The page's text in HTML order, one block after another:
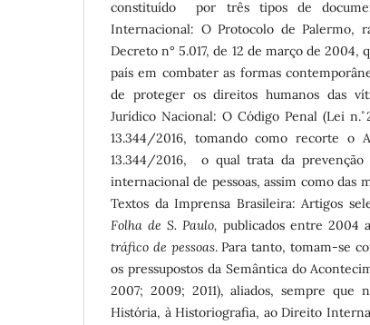
constituído por três tipos de
Internacional: O Protocolo de Palermo,
Decreto n° 5.017, de 12 de março de 2004,
país em combater as formas
de proteger os direitos humanos das
Jurídico Nacional: O Código Penal (Lei
13.344/2016, tomando como recorte o
13.344/2016, o qual trata da
internacional de pessoas, assim como das
Textos da Imprensa Brasileira: Artigos
Folha de S. Paulo, publicados entre 2004
tráfico de pessoas. Para tanto, tomam-se
os pressupostos da Semântica do
2007; 2009; 2011), aliados, sempre que
História, à Historiografia, ao Direito